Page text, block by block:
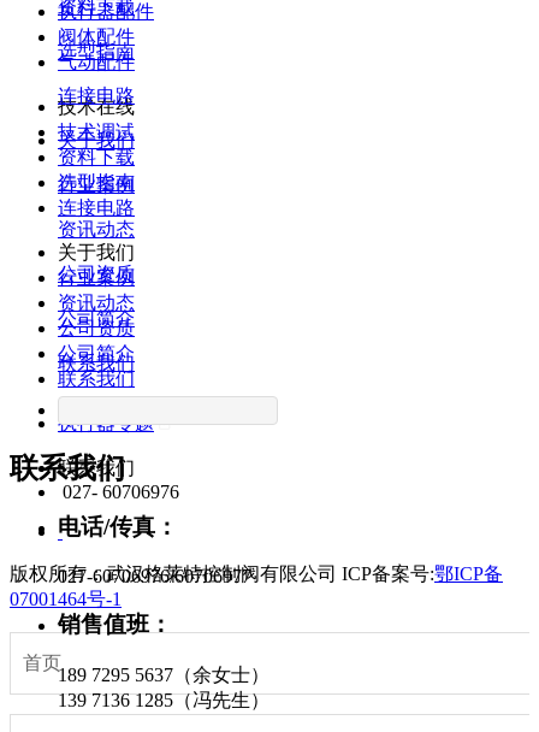
资料下载
选型指南
连接电路
关于我们
行业案例
资讯动态
公司资质
公司简介
联系我们
联系我们
电话/传真：
027-60706976/60706977
销售值班：
189 7295 5637（余女士）
139 7136 1285（冯先生）
执行器配件
阀体配件
气动配件
技术在线
技术调试
资料下载
选型指南
连接电路
关于我们
行业案例
资讯动态
公司资质
公司简介
联系我们
执行器专题
联系我们
027- 60706976
版权所有：武汉格莱特控制阀有限公司 ICP备案号:鄂ICP备
07001464号-1
首页